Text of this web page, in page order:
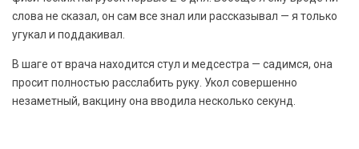
слова не сказал, он сам все знал или рассказывал — я только
угукал и поддакивал.
В шаге от врача находится стул и медсестра — садимся, она
просит полностью расслабить руку. Укол совершенно
незаметный, вакцину она вводила несколько секунд.